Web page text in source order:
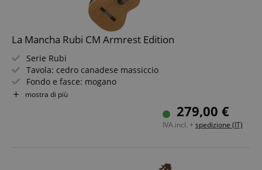
La Mancha Rubi CM Armrest Edition
Serie Rubi
Tavola: cedro canadese massiccio
Fondo e fasce: mogano
Manico/tastiera: ovangkol / toona kalantas
Colore e finitura: naturale opaco poroso
mostra di più
279,00 €
IVA.incl. + spedizione (IT)